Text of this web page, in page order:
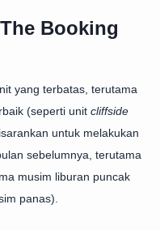
Booking
yang terbatas, terutama
(seperti unit cliffside
untuk melakukan
sebelumnya, terutama
musim liburan puncak
panas).